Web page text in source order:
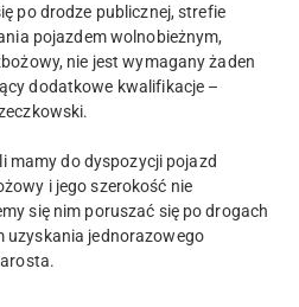
po drodze publicznej, strefie
pojazdem wolnobieżnym,
nie jest wymagany żaden
dodatkowe kwalifikacje –
mamy do dyspozycji pojazd
i jego szerokość nie
się nim poruszać się po drogach
uzyskania jednorazowego